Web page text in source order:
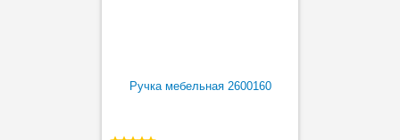
Ручка мебельная 2600160